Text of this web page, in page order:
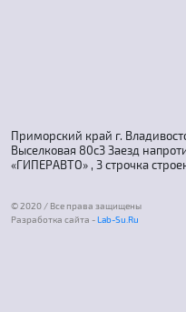
Приморский край г.
Выселковая 80с3 Заезд
«ГИПЕРАВТО» , 3 строчка
© 2020 / Все права защищены
Разработка сайта -Lab-Su.Ru